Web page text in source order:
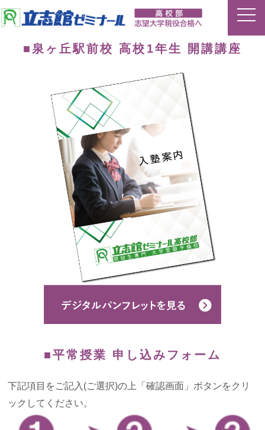
ホーム
特長
夏期講習
平常授業
イベント
合格実績
講師ブログ
よくあるご質問
■泉ヶ丘駅前校 高校1年生 開講講座
■平常授業 申し込みフォーム
下記項目をご記入(ご選択)の上「確認画面」ボタンをクリ
ックしてください。